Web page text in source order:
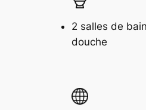
2 salles de
douche